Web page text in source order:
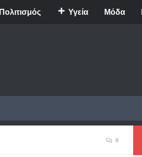
Πολιτισμός Υγεία Μόδα
0